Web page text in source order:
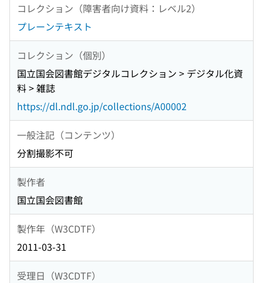
コレクション（障害者向け資料：レベル2）
プレーンテキスト
コレクション（個別）
国立国会図書館デジタルコレクション > デジタル化資
料 > 雑誌
https://dl.ndl.go.jp/collections/A00002
一般注記（コンテンツ）
分割撮影不可
製作者
国立国会図書館
製作年（W3CDTF）
2011-03-31
受理日（W3CDTF）